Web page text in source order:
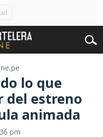
lo que
del estreno
animada
pm